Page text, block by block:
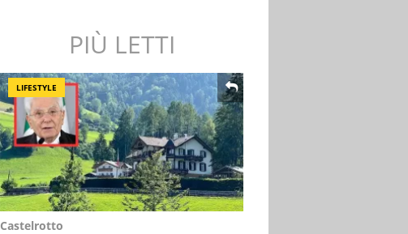
PIÙ LETTI
LIFESTYLE
Castelrotto